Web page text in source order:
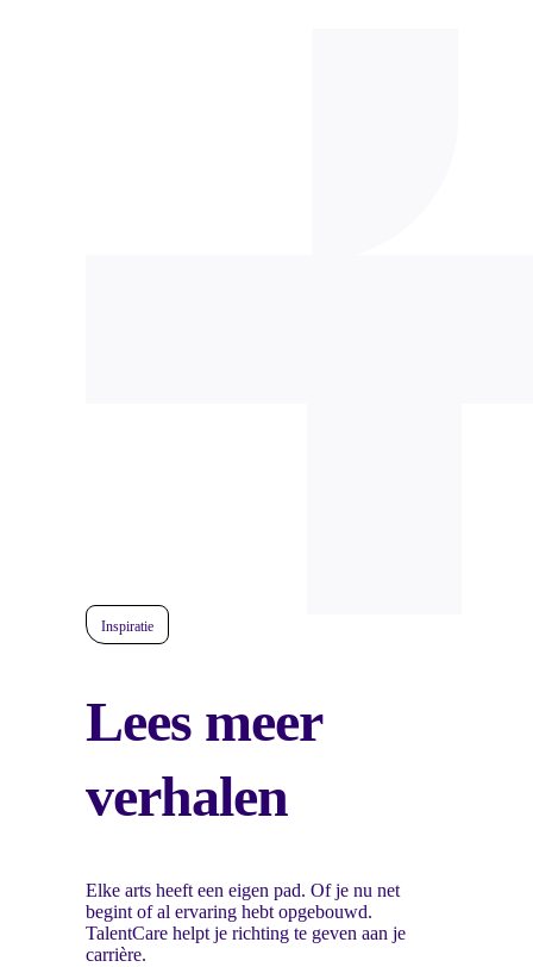
Inspiratie
Lees meer
verhalen
Elke arts heeft een eigen pad. Of je nu net
begint of al ervaring hebt opgebouwd.
TalentCare helpt je richting te geven aan je
carrière.